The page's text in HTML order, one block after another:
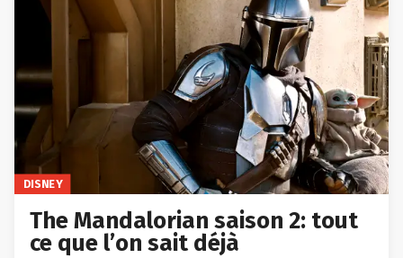
DISNEY
The Mandalorian saison 2: tout
ce que l’on sait déjà